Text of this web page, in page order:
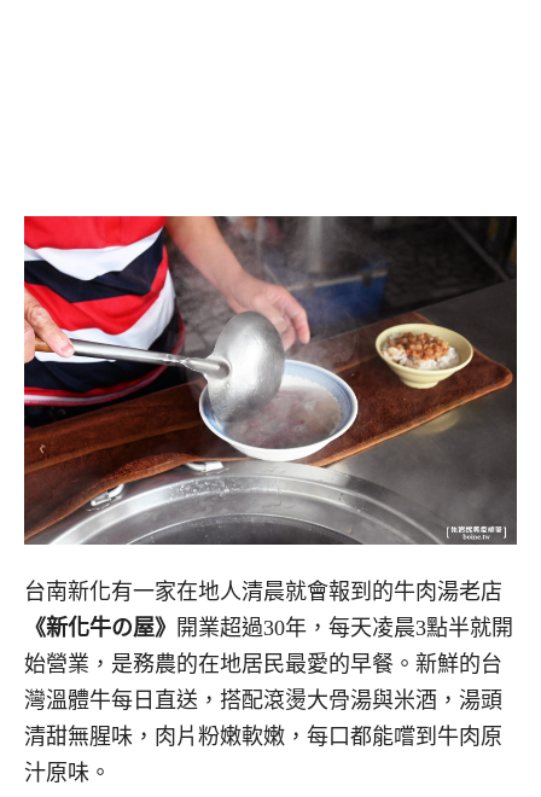
台南新化有一家在地人清晨就會報到的牛肉湯老店
《新化牛の屋》 開業超過30年，每天凌晨3點半就開
始營業，是務農的在地居民最愛的早餐。新鮮的台
灣溫體牛每日直送，搭配滾燙大骨湯與米酒，湯頭
清甜無腥味，肉片粉嫩軟嫩，每口都能嚐到牛肉原
汁原味。